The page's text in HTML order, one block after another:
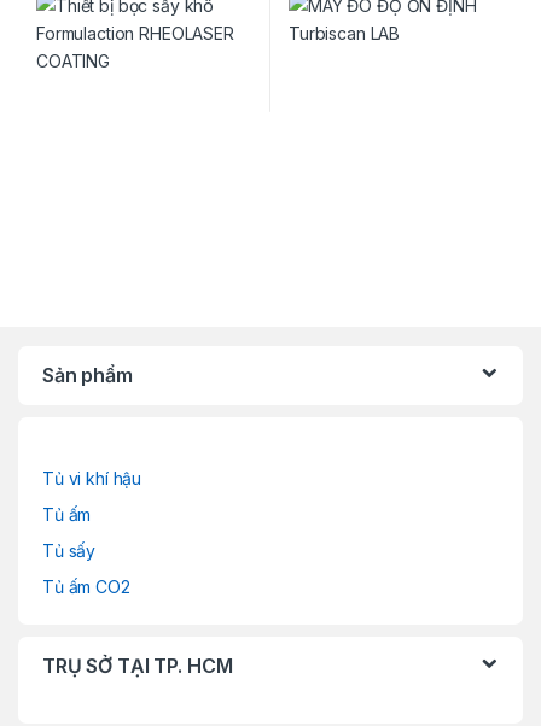
Sản phẩm
Tủ vi khí hậu
Tủ ấm
Tủ sấy
Tủ ấm CO2
TRỤ SỞ TẠI TP. HCM